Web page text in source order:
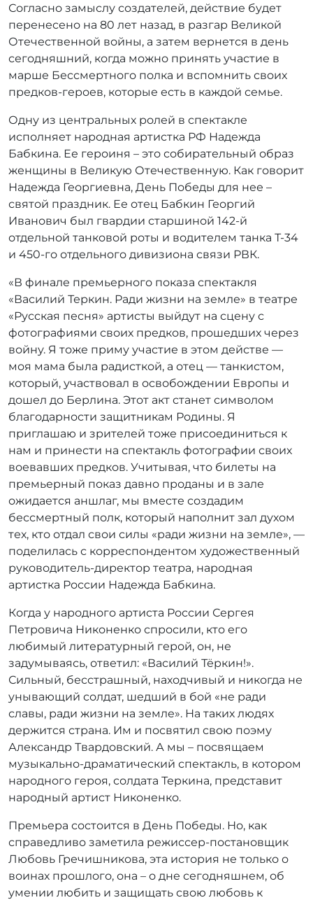
Согласно замыслу создателей, действие будет
перенесено на 80 лет назад, в разгар Великой
Отечественной войны, а затем вернется в день
сегодняшний, когда можно принять участие в
марше Бессмертного полка и вспомнить своих
предков-героев, которые есть в каждой семье.
Одну из центральных ролей в спектакле
исполняет народная артистка РФ Надежда
Бабкина. Ее героиня – это собирательный образ
женщины в Великую Отечественную. Как говорит
Надежда Георгиевна, День Победы для нее –
святой праздник. Ее отец Бабкин Георгий
Иванович был гвардии старшиной 142-й
отдельной танковой роты и водителем танка Т-34
и 450-го отдельного дивизиона связи РВК.
«В финале премьерного показа спектакля
«Василий Теркин. Ради жизни на земле» в театре
«Русская песня» артисты выйдут на сцену с
фотографиями своих предков, прошедших через
войну. Я тоже приму участие в этом действе —
моя мама была радисткой, а отец — танкистом,
который, участвовал в освобождении Европы и
дошел до Берлина. Этот акт станет символом
благодарности защитникам Родины. Я
приглашаю и зрителей тоже присоединиться к
нам и принести на спектакль фотографии своих
воевавших предков. Учитывая, что билеты на
премьерный показ давно проданы и в зале
ожидается аншлаг, мы вместе создадим
бессмертный полк, который наполнит зал духом
тех, кто отдал свои силы «ради жизни на земле», —
поделилась с корреспондентом художественный
руководитель-директор театра, народная
артистка России Надежда Бабкина.
Когда у народного артиста России Сергея
Петровича Никоненко спросили, кто его
любимый литературный герой, он, не
задумываясь, ответил: «Василий Тёркин!».
Сильный, бесстрашный, находчивый и никогда не
унывающий солдат, шедший в бой «не ради
славы, ради жизни на земле». На таких людях
держится страна. Им и посвятил свою поэму
Александр Твардовский. А мы – посвящаем
музыкально-драматический спектакль, в котором
народного героя, солдата Теркина, представит
народный артист Никоненко.
Премьера состоится в День Победы. Но, как
справедливо заметила режиссер-постановщик
Любовь Гречишникова, эта история не только о
воинах прошлого, она – о дне сегодняшнем, об
умении любить и защищать свою любовь к